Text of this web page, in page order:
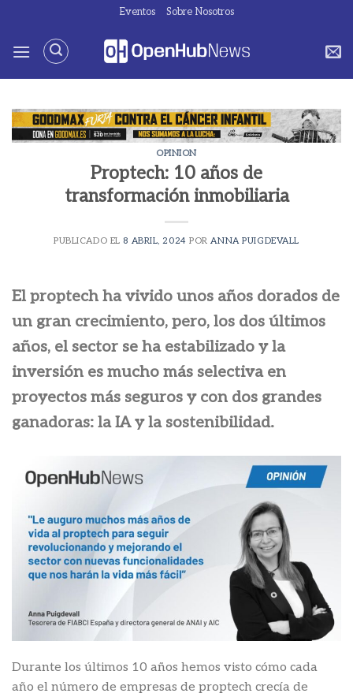
contenido
Eventos Sobre Nosotros
OPINION
Proptech: 10 años de
transformación inmobiliaria
PUBLICADO EL 8 ABRIL, 2024 PORANNA PUIGDEVALL
El proptech ha vivido unos años dorados de
un gran crecimiento, pero, los dos últimos
años, el sector se ha estabilizado y la
inversión es mucho más selectiva en
proyectos más seguros y con dos grandes
ganadoras: la IA y la sostenibilidad.
Durante los últimos 10 años hemos visto cómo cada
año el número de empresas de proptech crecía de